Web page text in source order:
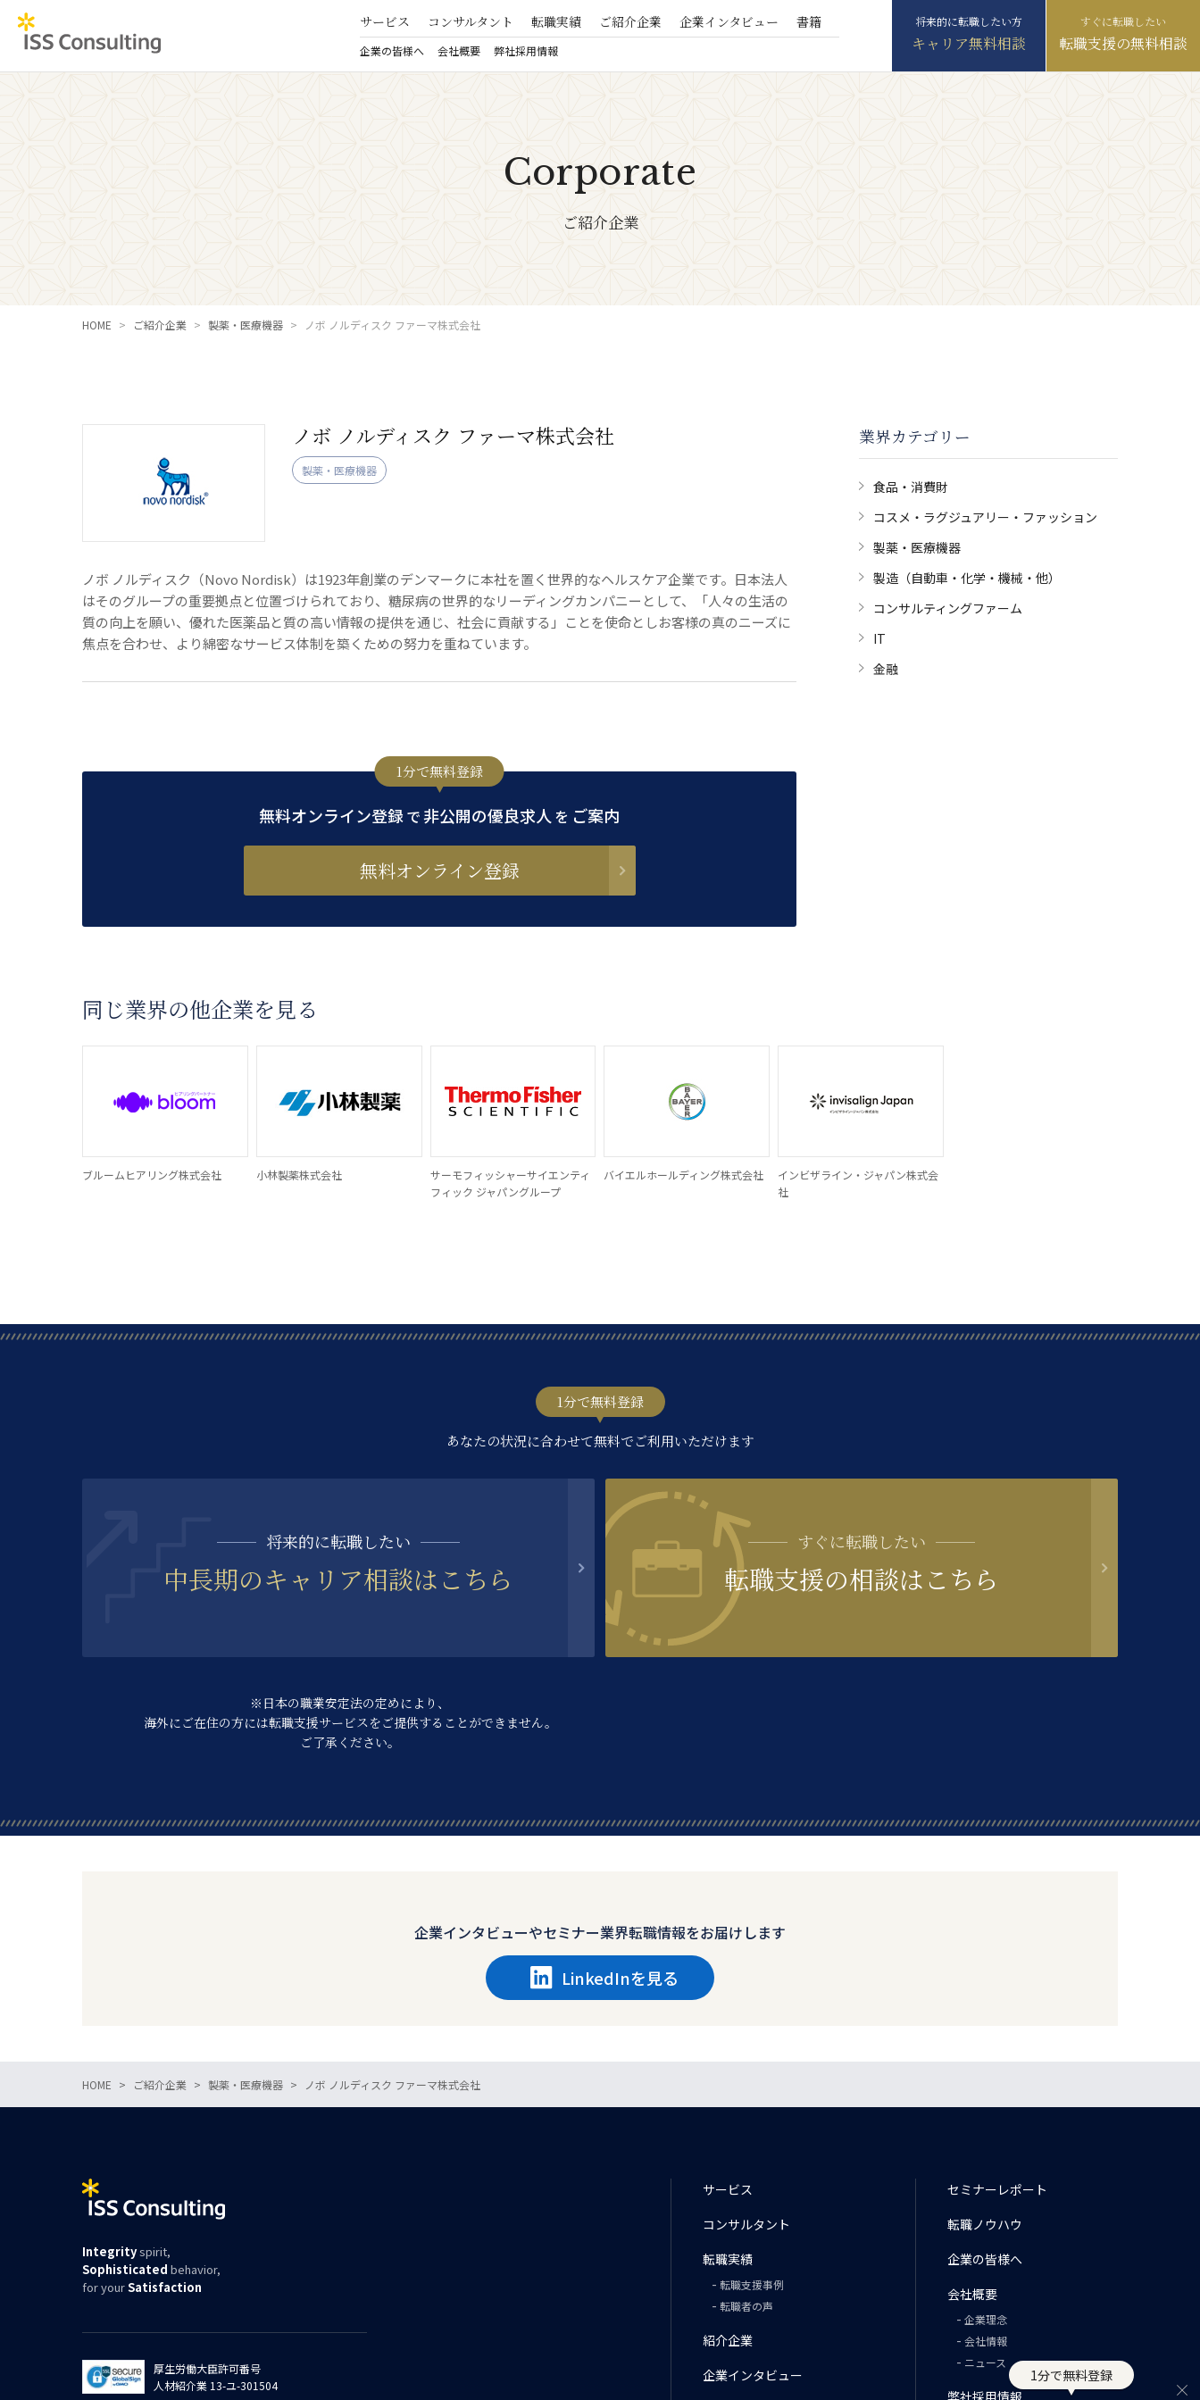
サービス コンサルタント 転職実績 ご紹介企業 企業インタビュー 書籍
企業の皆様へ 会社概要 弊社採用情報 キャリア無料相談 転職支援の無料相談
Corporate
ご紹介企業
HOME ご紹介企業 製薬・医療機器 ノボ ノルディスク ファーマ株式会社
ノボ ノルディスク ファーマ株式会社
製薬・医療機器
ノボ ノルディスク（Novo Nordisk）は1923年創業のデンマークに本社を置く世界的なヘルスケア企業です。日本法人
はそのグループの重要拠点と位置づけられており、糖尿病の世界的なリーディングカンパニーとして、「人々の生活の
質の向上を願い、優れた医薬品と質の高い情報の提供を通じ、社会に貢献する」ことを使命としお客様の真のニーズに
焦点を合わせ、より綿密なサービス体制を築くための努力を重ねています。
1分で無料登録
無料オンライン登録で非公開の優良求人 を ご案内
無料オンライン登録
業界カテゴリー
食品・消費財
コスメ・ラグジュアリー・ファッション
製薬・医療機器
製造（自動車・化学・機械・他）
コンサルティングファーム
IT
金融
同じ業界の他企業を見る
ブルームヒアリング株式会社 小林製薬株式会社
サーモフィッシャーサイエンティ
フィック ジャパングループ
バイエルホールディング株式会社
インビザライン・ジャパン株式会
社
1分で無料登録
あなたの状況に合わせて無料でご利用いただけます
将来的に転職したい
中長期のキャリア相談はこちら
すぐに転職したい
転職支援の相談はこちら
※日本の職業安定法の定めにより、
海外にご在住の方には転職支援サービスをご提供することができません。
ご了承ください。
企業インタビューやセミナー業界転職情報をお届けします
LinkedInを見る
HOME ご紹介企業 製薬・医療機器 ノボ ノルディスク ファーマ株式会社
Integrityspirit,
Sophisticated behavior,
for yourSatisfaction
厚生労働大臣許可番号
人材紹介業 13-ユ-301504
サービス
コンサルタント
転職実績
転職支援事例
転職者の声
紹介企業
企業インタビュー
セミナーレポート
転職ノウハウ
企業の皆様へ
会社概要
企業理念
会社情報
ニュース
弊社採用情報
1分で無料登録